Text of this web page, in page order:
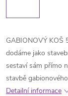
GABIONOVÝ KOŠ
dodáme jako
sestaví sám přímo
stavbě
Detailní informace